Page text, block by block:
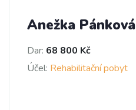
Anežka Pánková
Dar: 68 800 Kč
Účel: Rehabilitační pobyt